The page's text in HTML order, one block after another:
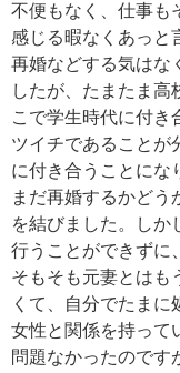
不便もなく、仕事も
感じる暇なくあっと
再婚などする気はな
したが、たまたま高
こで学生時代に付き
ツイチであることが
に付き合うことにな
まだ再婚するかどう
を結びました。しか
行うことができずに
そもそも元妻とはも
くて、自分でたまに
女性と関係を持って
問題なかったのです